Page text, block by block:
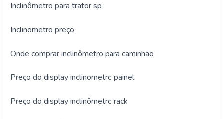
Inclinômetro para trator sp
Inclinometro preço
Onde comprar inclinômetro para caminhão
Preço do display inclinometro painel
Preço do display inclinômetro rack